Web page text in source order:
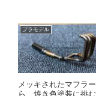
プラモデル
メッキされたマフラ
ら、焼き色塗装に挑む